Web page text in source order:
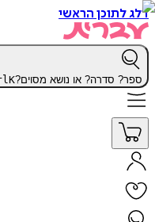
דלג לתוכן הראשי
ספר? סדרה? או נושא מסוים?K